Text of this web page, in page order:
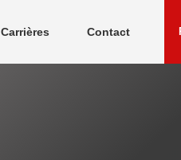
Carrières Contact